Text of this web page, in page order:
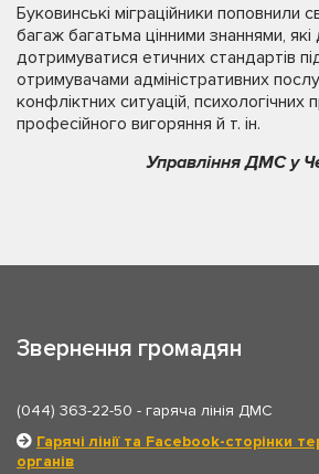
Буковинські міграційники поповнили
багаж багатьма цінними знаннями,
дотримуватися етичних стандартів
отримувачами адміністративних
конфліктних ситуацій, психологічних
професійного вигоряння й т. ін.
Управління ДМС у
Звернення громадян
(044) 363-22-50 - гаряча лінія ДМС
Гарячі лінії та Facebook-сторінки
органів